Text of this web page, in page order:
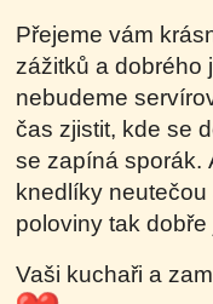
Přejeme vám
zážitků a dobrého
nebudeme
čas zjistit, kde se
se zapínásporák.
knedlíky
poloviny tak
Vaši kuchaři a